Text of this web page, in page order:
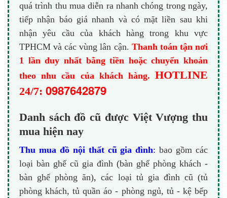
quá trình thu mua diễn ra nhanh chóng trong ngày,
tiếp nhận báo giá nhanh và có mặt liền sau khi
nhận yêu cầu của khách hàng trong khu vực
TPHCM và các vùng lân cận. Thanh toán tận nơi
1 lần duy nhất bằng tiền hoặc chuyển khoản
theo nhu cầu của khách hàng. HOTLINE
24/7: 0987642879
Danh sách đồ cũ được Việt Vượng thu
mua hiện nay
Thu mua đồ nội thất cũ gia đình: bao gồm các
loại bàn ghế cũ gia đình (bàn ghế phòng khách -
bàn ghế phòng ăn), các loại tủ gia đình cũ (tủ
phòng khách, tủ quần áo - phòng ngủ, tủ - kệ bếp